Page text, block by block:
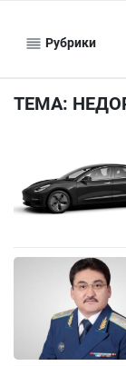
Рубрики
ТЕМА: